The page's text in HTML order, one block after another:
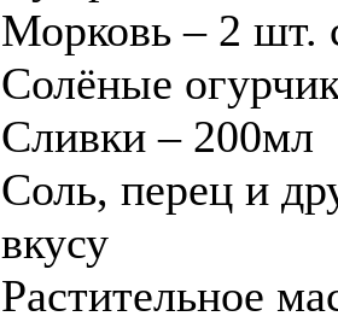
Морковь – 2 шт.
Солёные
Сливки – 200мл
Соль, перец и
вкусу
Растительное